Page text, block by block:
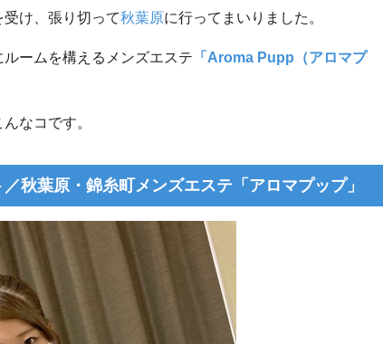
け、張り切って秋葉原に行ってまいりました。
ルームを構えるメンズエステ 「 Aroma Pupp （アロマプ
なコです。
秋葉原・錦糸町メンズエステ「アロマプップ」